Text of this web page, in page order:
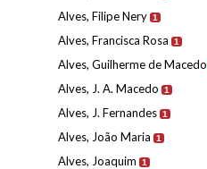
Alves, Filipe Nery 1
Alves, Francisca Rosa 1
Alves, Guilherme de Macedo
Alves, J. A. Macedo 1
Alves, J. Fernandes 1
Alves, João Maria 1
Alves, Joaquim 1